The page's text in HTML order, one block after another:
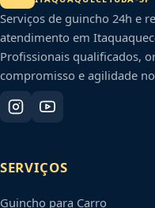
Serviços de guincho 24h e
atendimento em
Profissionais qualificados,
compromisso e agilidade
SERVIÇOS
Guincho para Carro